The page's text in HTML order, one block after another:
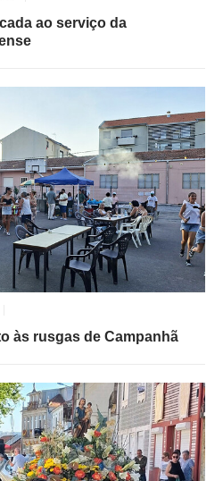
ao serviço da
às rusgas de Campanhã